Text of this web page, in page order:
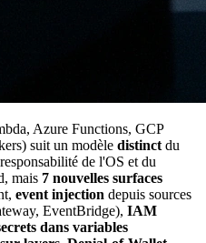
Azure Functions, GCP
suit un modèle distinct du
de l'OS et du
mais 7 nouvelles surfaces
event injection depuis sources
EventBridge), IAM
dans variables